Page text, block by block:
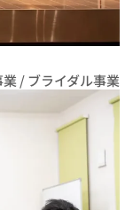
/ ブライダル事業